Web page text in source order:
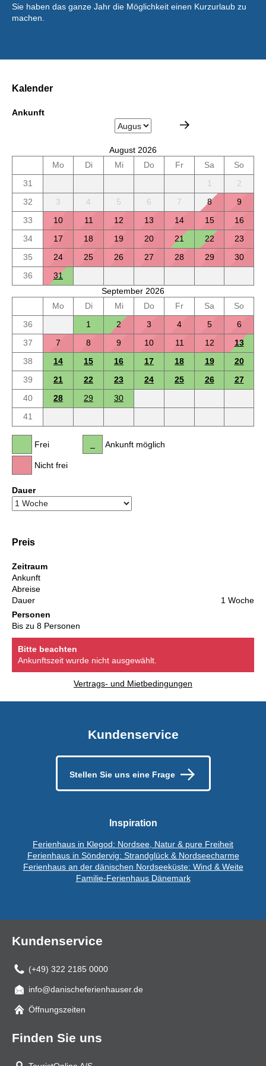
Sie haben das ganze Jahr die Möglichkeit einen Kurzurlaub zu
machen.
Kalender
Ankunft
August 2026
Mo
Di Mi Do Fr Sa
So
31
1
2
32
3 4 5 6 7 8
9
33
10 11 12 13 14 15
16
34
17 18 19 20 21 22
23
35
24 25 26 27 28 29
30
36
31
September 2026
Mo
Di Mi Do Fr Sa
So
36
1 2 3 4 5
6
37
7 8 9 10 11 12
13
38
14 15 16 17 18 19
20
39
21 22 23 24 25 26
27
40
28 29
30
41
Frei
Nicht frei
Ankunft möglich
Dauer
Preis
Zeitraum
Ankunft
Abreise
Dauer
1 Woche
Personen
Bis zu 8 Personen
Bitte beachten
Ankunftszeit wurde nicht ausgewählt.
Vertrags- und Mietbedingungen
Kundenservice
Stellen Sie uns eine Frage
Inspiration
Ferienhaus in Klegod: Nordsee, Natur & pure Freiheit
Ferienhaus in Söndervig: Strandglück & Nordseecharme
Ferienhaus an der dänischen Nordseeküste: Wind & Weite
Familie-Ferienhaus Dänemark
Kundenservice
(+49) 322 2185 0000
Mail
info@danischeferienhauser.de
Öffnungszeiten
Finden Sie uns